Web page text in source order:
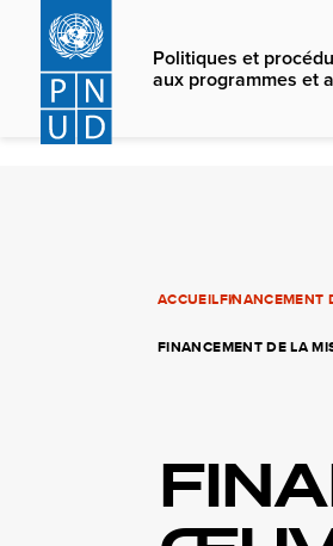
main
content
Politiques et
aux programmes et
ACCUEILFINANCEMENT
FINANCEMENT DE LA